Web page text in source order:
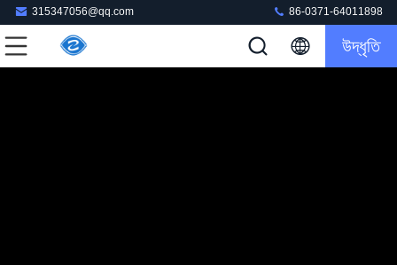
315347056@qq.com 86-0371-64011898
উদ্ধৃতি